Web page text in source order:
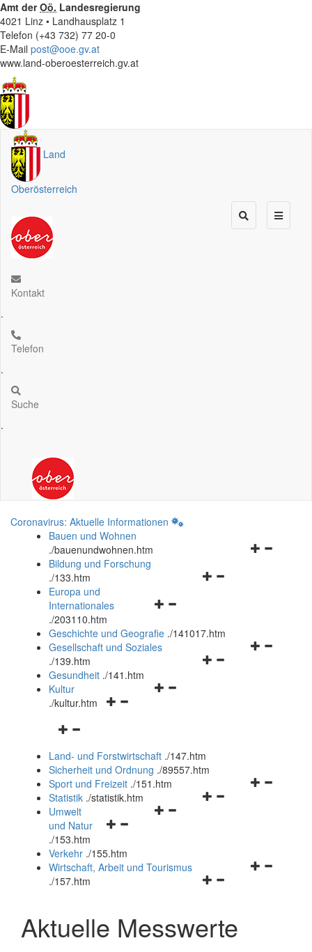
Amt derOö. Landesregierung
4021 Linz • Landhausplatz 1
Telefon (+43 732) 77 20-0
E-Mail post@ooe.gv.at
www.land-oberoesterreich.gv.at
Land
Oberösterreich
Kontakt
.
Telefon
.
Suche
.
Coronavirus: Aktuelle Informationen
Bauen und Wohnen
./bauenundwohnen.htm
Navigationsmenü
Bildung und Forschung
./133.htm
Navigationsmenü
und
schließen
Europa und
Internationales
./203110.htm
Geschichte und Geografie ./141017.htm
Navigationsmenü
Gesellschaft und Soziales
./139.htm
Navigationsmenü
Gesundheit ./141.htm
Navigationsmenü
Kultur
./kultur.htm
Navigationsmenü
und
schließen
Land- und Forstwirtschaft ./147.htm
Sicherheit und Ordnung ./89557.htm
Navigationsmenü
Sport und Freizeit ./151.htm
Navigationsmenü
Statistik ./statistik.htm
Navigationsmenü
und
schließen
Umwelt
und Natur
./153.htm
Verkehr ./155.htm
Navigationsmenü
schließen
Wirtschaft, Arbeit und Tourismus
./157.htm
Aktuelle Messwerte